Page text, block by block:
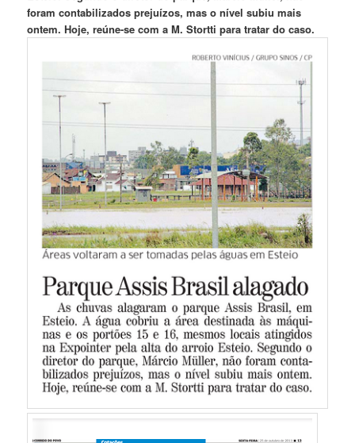
foram contabilizados prejuízos, mas o nível subiu mais
ontem. Hoje, reúne-se com a M. Stortti para tratar do caso.